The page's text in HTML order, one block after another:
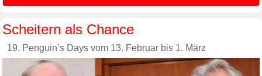
Scheitern als Chance
19. Penguin’s Days vom 13. Februar bis 1. März